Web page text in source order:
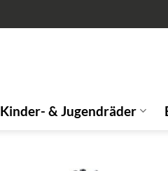
Kinder- & Jugendräder